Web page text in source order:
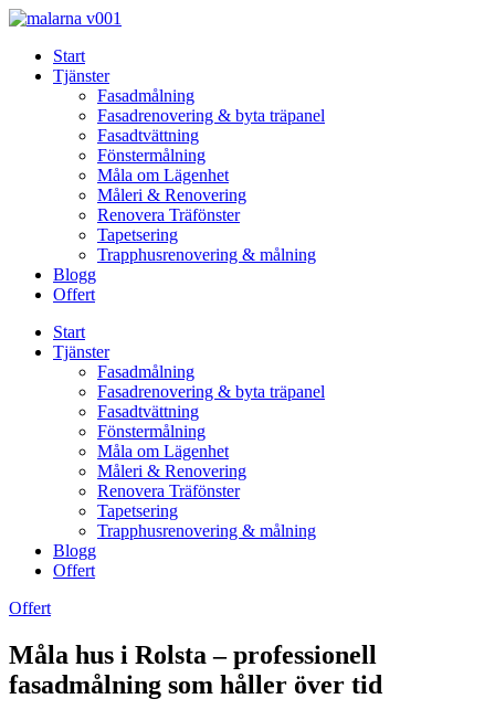
Skip
contentStart
Tjänster
Fasadmålning
Fasadrenovering & byta träpanel
Fasadtvättning
Fönstermålning
Måla om Lägenhet
Måleri & Renovering
Renovera Träfönster
Tapetsering
Trapphusrenovering & målning
Blogg
Offert
Start
Tjänster
Fasadmålning
Fasadrenovering & byta träpanel
Fasadtvättning
Fönstermålning
Måla om Lägenhet
Måleri & Renovering
Renovera Träfönster
Tapetsering
Trapphusrenovering & målning
Blogg
Offert
Offert
Måla hus i Rolsta – professionell
fasadmålning som håller över tid